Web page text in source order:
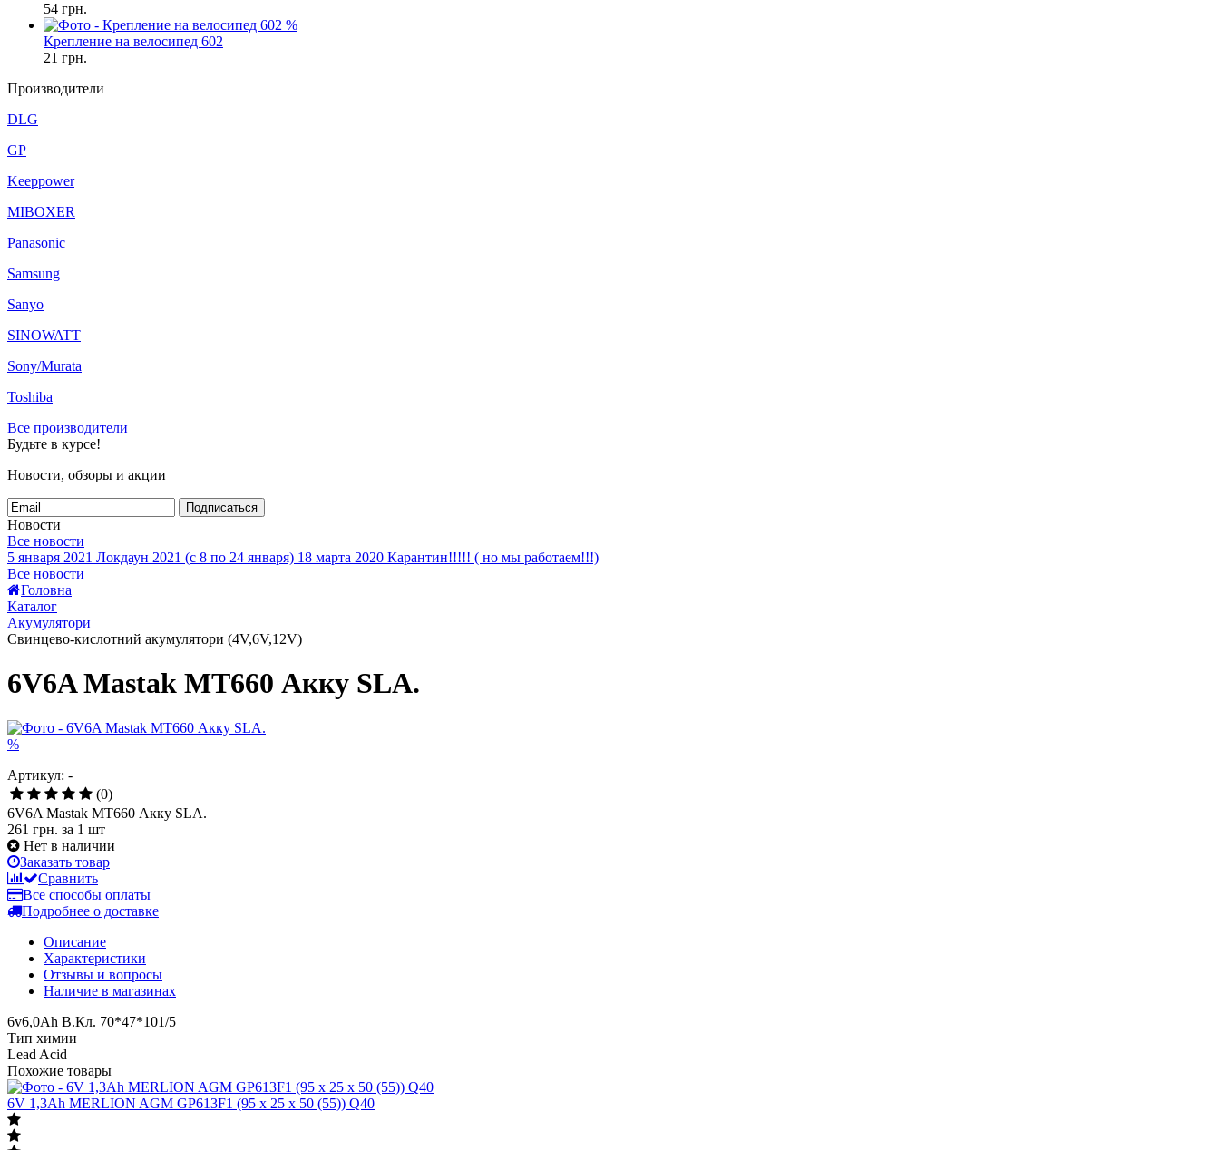
54 грн.
%
Крепление на велосипед 602
21 грн.
Производители
DLG
GP
Keeppower
MIBOXER
Panasonic
Samsung
Sanyo
SINOWATT
Sony/Murata
Toshiba
Все производители
Будьте в курсе!
Новости, обзоры и акции
Подписаться
Новости
Все новости
5 января 2021 Локдаун 2021 (с 8 по 24 января) 18 марта 2020 Карантин!!!!! ( но мы работаем!!!)
Все новости
Головна
Каталог
Акумулятори
Свинцево-кислотний акумулятори (4V,6V,12V)
6V6A Mastak MT660 Акку SLA.
%
Артикул: -
(0)
6V6A Mastak MT660 Акку SLA.
261 грн. за 1 шт
Нет в наличии
Заказать товар
Сравнить
Все способы оплаты
Подробнее о доставке
Описание
Характеристики
Отзывы и вопросы
Наличие в магазинах
6v6,0Ah В.Кл. 70*47*101/5
Тип химии
Lead Acid
Похожие товары
6V 1,3Ah MERLION AGM GP613F1 (95 x 25 x 50 (55)) Q40